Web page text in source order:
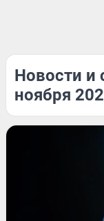
Новости и
ноября